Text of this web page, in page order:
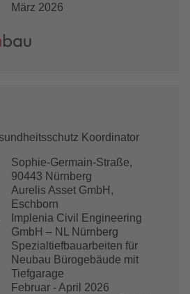
März 2026
Koordinator
Sophie-Germain-Straße,
90443 Nürnberg
Aurelis Asset GmbH,
Eschborn
Implenia Civil Engineering
GmbH – NL Nürnberg
Spezialtiefbauarbeiten für
Neubau Bürogebäude mit
Tiefgarage
Februar - April 2026